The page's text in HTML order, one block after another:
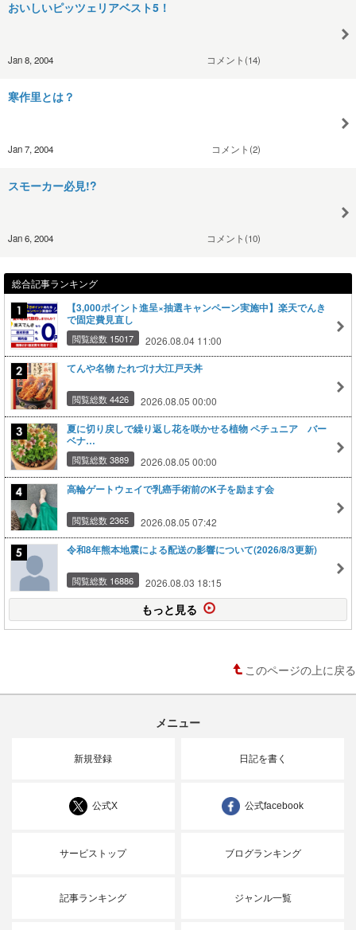
おいしいピッツェリアベスト5！
Jan 8, 2004 コメント(14)
寒作里とは？
Jan 7, 2004 コメント(2)
スモーカー必見!?
Jan 6, 2004 コメント(10)
総合記事ランキング
【3,000ポイント進呈×抽選キャンペーン実施中】楽天でんき
で固定費見直し
閲覧総数 15017 2026.08.04 11:00
てんや名物 たれづけ大江戸天丼
閲覧総数 4426 2026.08.05 00:00
夏に切り戻しで繰り返し花を咲かせる植物 ペチュニア バー
ベナ…
閲覧総数 3889 2026.08.05 00:00
高輪ゲートウェイで乳癌手術前のK子を励ます会
閲覧総数 2365 2026.08.05 07:42
令和8年熊本地震による配送の影響について(2026/8/3更新)
閲覧総数 16886 2026.08.03 18:15
もっと見る
このページの上に戻る
メニュー
新規登録 日記を書く
公式X 公式facebook
サービストップ ブログランキング
記事ランキング ジャンル一覧